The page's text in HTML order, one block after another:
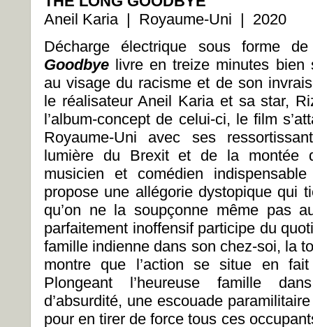
Aneil Karia | Royaume-Uni | 2020
Décharge électrique sous forme
Goodbye livre en treize minutes bien
au visage du racisme et de son
le réalisateur Aneil Karia et sa star,
l’album-concept de celui-ci, le film
Royaume-Uni avec ses
lumière du Brexit et de la montée
musicien et comédien
propose une allégorie dystopique qui
qu’on ne la soupçonne même pas
parfaitement inoffensif participe du
famille indienne dans son chez-soi, la
montre que l’action se situe en
Plongeant l’heureuse famille
d’absurdité, une escouade
pour en tirer de force tous ces